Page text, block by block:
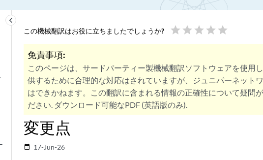
keyboard_arrow_left
この機械翻訳はお役に立ちましたでしょうか? star star star star star
免責事項:
このページは、サードパーティー製機械翻訳ソフトウェアを使用
供するために合理的な対応はされていますが、ジュニパーネット
はできかねます。この翻訳に含まれる情報の正確性について疑問
ださい. ダウンロード可能なPDF (英語版のみ).
変更点
date_range 17-Jun-26